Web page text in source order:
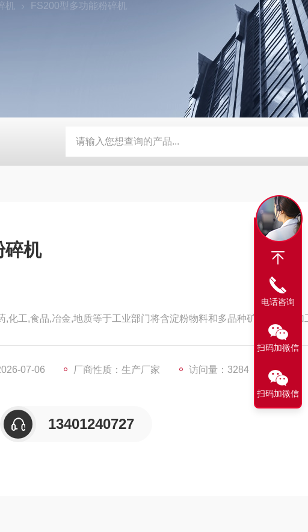
机 FS200型多功能粉碎机
衣机 BY-800\BY-1000八角糖衣机 DW-1滴丸机
碎机
,化工,食品,冶金,地质等于工业部门将含淀粉物料和多品种矿石的粉碎加
07-06 厂商性质：生产厂家 访问量：3284
13401240727
电话咨询
扫码加微信
扫码加微信